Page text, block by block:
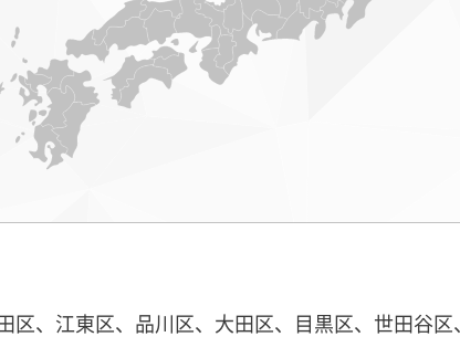
、江東区、品川区、大田区、目黒区、世田谷区、